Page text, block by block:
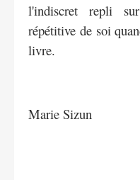
l'indiscret repli
répétitive de soi
livre.
Marie Sizun